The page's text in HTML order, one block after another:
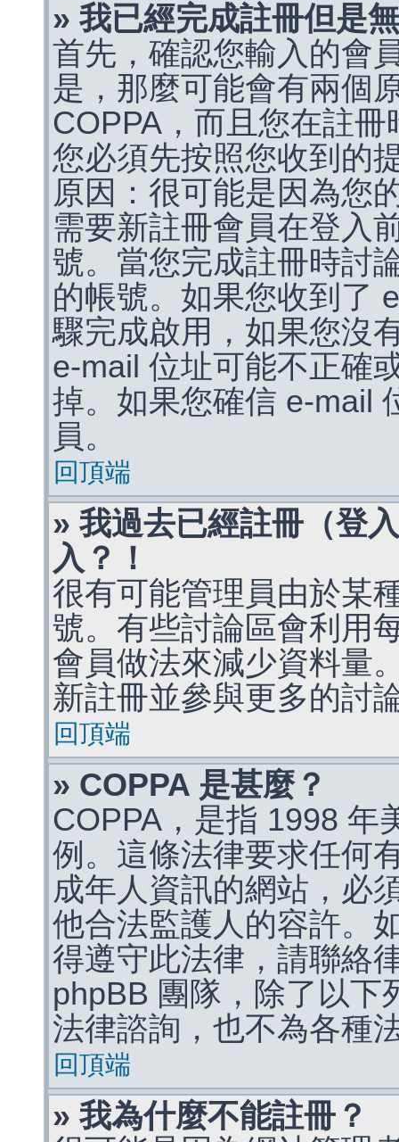
» 我已經完成註冊但是
首先，確認您輸入的會
是，那麼可能會有兩個
COPPA，而且您在註
您必須先按照您收到的
原因：很可能是因為您
需要新註冊會員在登入
號。當您完成註冊時討
的帳號。如果您收到了
驟完成啟用，如果您沒
e-mail 位址可能不正確
掉。如果您確信 e-mail
員。
回頂端
» 我過去已經註冊（登
入？！
很有可能管理員由於某
號。有些討論區會利用
會員做法來減少資料量
新註冊並參與更多的討
回頂端
» COPPA 是甚麼？
COPPA，是指 1998 年
例。這條法律要求任何
成年人資訊的網站，必
他合法監護人的容許。
得遵守此法律，請聯絡
phpBB 團隊，除了以下
法律諮詢，也不為各種
回頂端
» 我為什麼不能註冊？